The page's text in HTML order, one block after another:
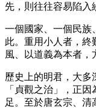
先，則往往容易陷入
一個國家、一個民族
此。重用小人者，終
風、以道義為本者，
歷史上的明君，大多
「貞觀之治」，正
足。至於唐玄宗、